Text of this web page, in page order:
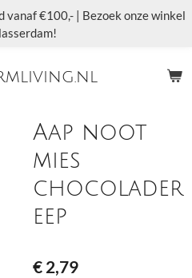
€100,- | Bezoek onze winkel
Aap noot
mies
chocolader
eep
€ 2,79